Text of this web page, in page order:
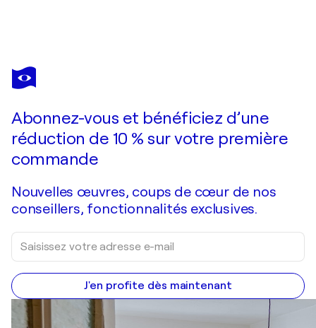
JUANJO ORTUBIA
Urbex 05
Abonnez-vous et bénéficiez d’une
réduction de 10 % sur votre première
commande
Nouvelles œuvres, coups de cœur de nos
conseillers, fonctionnalités exclusives.
J'en profite dès maintenant